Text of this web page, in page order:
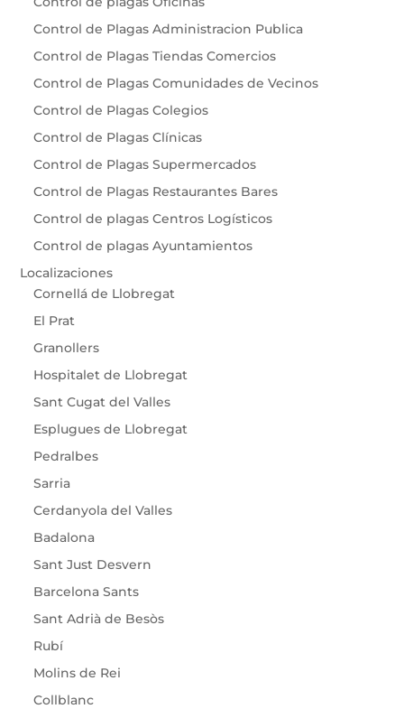
Control de Plagas Administracion Publica
Control de Plagas Tiendas Comercios
Control de Plagas Comunidades de Vecinos
Control de Plagas Colegios
Control de Plagas Clínicas
Control de Plagas Supermercados
Control de Plagas Restaurantes Bares
Control de plagas Centros Logísticos
Control de plagas Ayuntamientos
Localizaciones
Cornellá de Llobregat
El Prat
Granollers
Hospitalet de Llobregat
Sant Cugat del Valles
Esplugues de Llobregat
Pedralbes
Sarria
Cerdanyola del Valles
Badalona
Sant Just Desvern
Barcelona Sants
Sant Adrià de Besòs
Rubí
Molins de Rei
Collblanc